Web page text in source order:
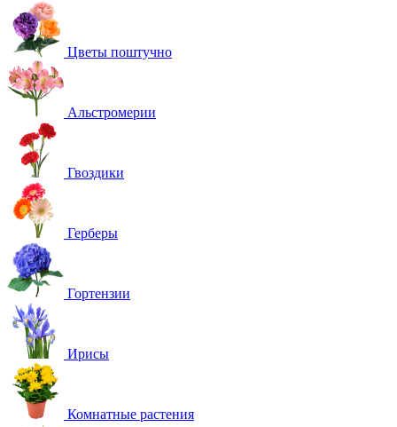
Цветы поштучно
Альстромерии
Гвоздики
Герберы
Гортензии
Ирисы
Комнатные растения